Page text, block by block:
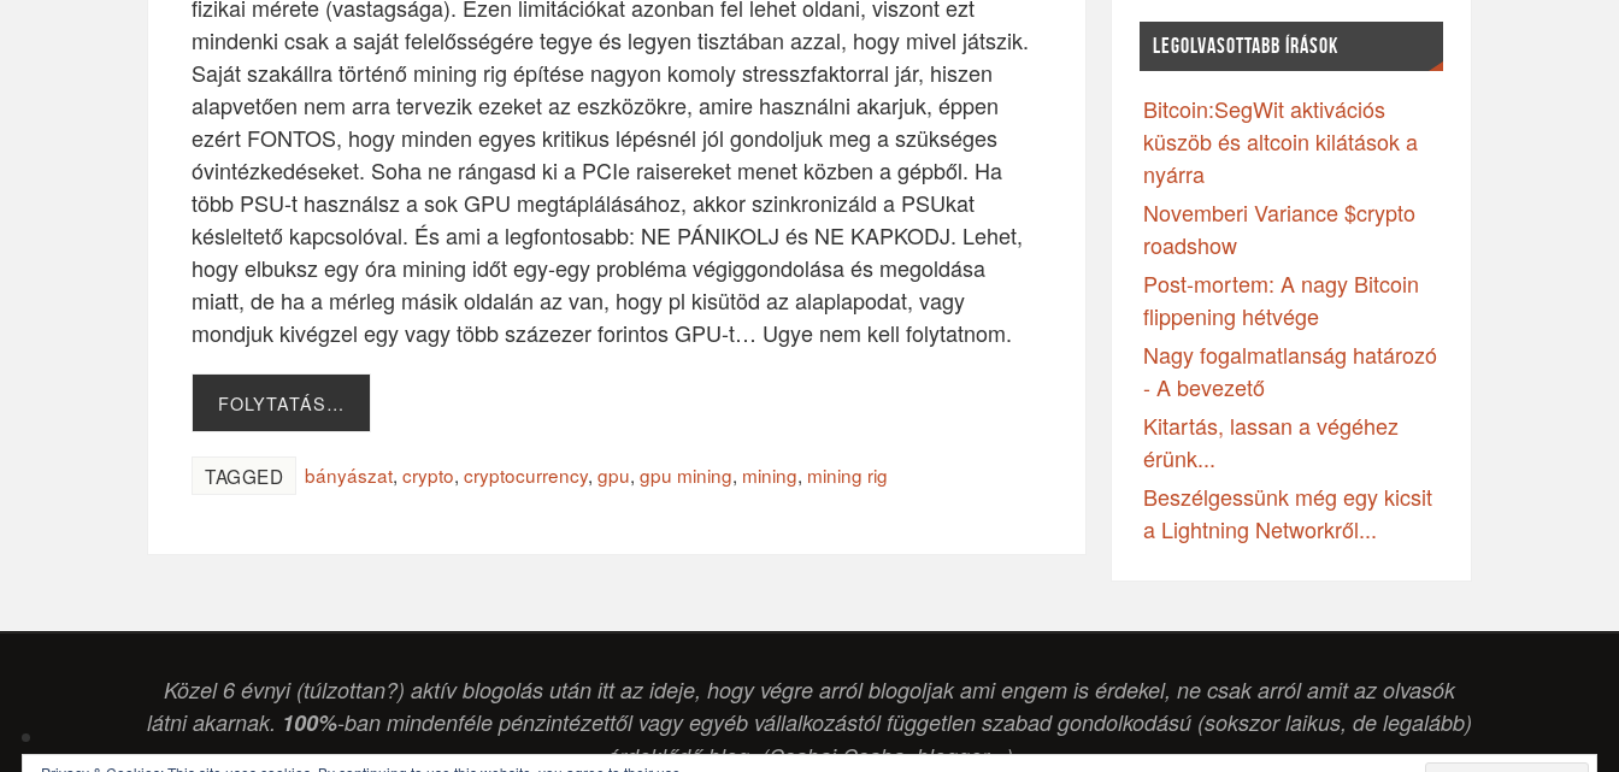
fizikai mérete (vastagsága). Ezen limitációkat azonban fel lehet oldani, viszont ezt
mindenki csak a saját felelősségére tegye és legyen tisztában azzal, hogy mivel játszik.
Saját szakállra történő mining rig építése nagyon komoly stresszfaktorral jár, hiszen
alapvetően nem arra tervezik ezeket az eszközökre, amire használni akarjuk, éppen
ezért FONTOS, hogy minden egyes kritikus lépésnél jól gondoljuk meg a szükséges
óvintézkedéseket. Soha ne rángasd ki a PCIe raisereket menet közben a gépből. Ha
több PSU-t használsz a sok GPU megtáplálásához, akkor szinkronizáld a PSUkat
késleltető kapcsolóval. És ami a legfontosabb: NE PÁNIKOLJ és NE KAPKODJ. Lehet,
hogy elbuksz egy óra mining időt egy-egy probléma végiggondolása és megoldása
miatt, de ha a mérleg másik oldalán az van, hogy pl kisütöd az alaplapodat, vagy
mondjuk kivégzel egy vagy több százezer forintos GPU-t… Ugye nem kell folytatnom.
FOLYTATÁS…
TAGGED bányászat, crypto, cryptocurrency, gpu, gpu mining, mining, mining rig
LEGOLVASOTTABB ÍRÁSOK
Bitcoin:SegWit aktivációs
küszöb és altcoin kilátások a
nyárra
Novemberi Variance $crypto
roadshow
Post-mortem: A nagy Bitcoin
flippening hétvége
Nagy fogalmatlanság határozó
- A bevezető
Kitartás, lassan a végéhez
érünk...
Beszélgessünk még egy kicsit
a Lightning Networkről...
Közel 6 évnyi (túlzottan?) aktív blogolás után itt az ideje, hogy végre arról blogoljak ami engem is érdekel, ne csak arról amit az olvasók
látni akarnak. 100%-ban mindenféle pénzintézettől vagy egyéb vállalkozástól független szabad gondolkodású (sokszor laikus, de legalább)
érdeklődő blog. (Csabai Csaba, blogger...)